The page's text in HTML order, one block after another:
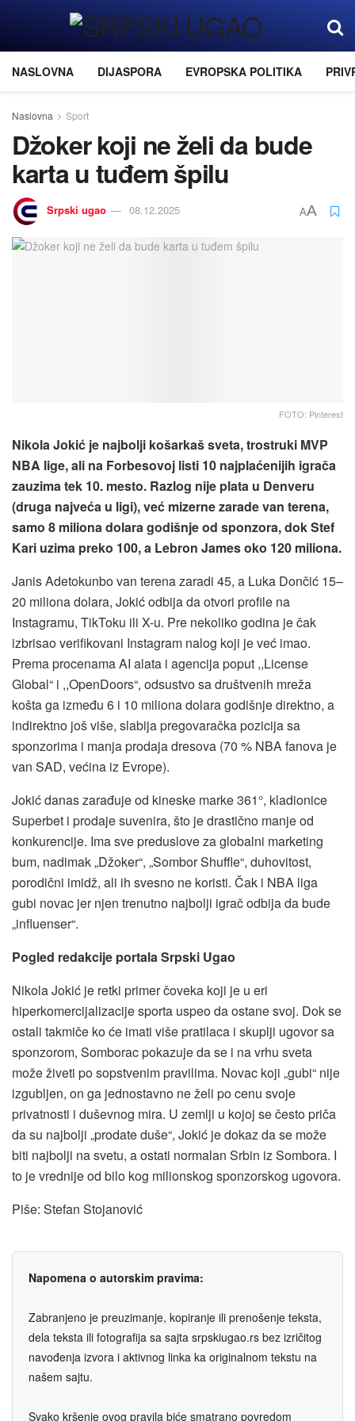
NASLOVNA DIJASPORA EVROPSKA POLITIKA
Naslovna Sport
Džoker koji ne želi da bude
karta u tuđem špilu
Srpski ugao 08.12.2025 AA
FOTO: Pinterest
Nikola Jokić je najbolji košarkaš sveta, trostruki MVP
NBA lige, ali na Forbesovoj listi 10 najplaćenijih igrača
zauzima tek 10. mesto. Razlog nije plata u Denveru
(druga najveća u ligi), već mizerne zarade van terena,
samo 8 miliona dolara godišnje od sponzora, dok Stef
Kari uzima preko 100, a Lebron James oko 120 miliona.
Janis Adetokunbo van terena zaradi 45, a Luka Dončić 15–
20 miliona dolara, Jokić odbija da otvori profile na
Instagramu, TikToku ili X-u. Pre nekoliko godina je čak
izbrisao verifikovani Instagram nalog koji je već imao.
Prema procenama AI alata i agencija poput ,,License
Global“ i ,,OpenDoors“, odsustvo sa društvenih mreža
košta ga između 6 i 10 miliona dolara godišnje direktno, a
indirektno još više, slabija pregovaračka pozicija sa
sponzorima i manja prodaja dresova (70 % NBA fanova je
van SAD, većina iz Evrope).
Jokić danas zarađuje od kineske marke 361°, kladionice
Superbet i prodaje suvenira, što je drastično manje od
konkurencije. Ima sve preduslove za globalni marketing
bum, nadimak „Džoker“, „Sombor Shuffle“, duhovitost,
porodični imidž, ali ih svesno ne koristi. Čak i NBA liga
gubi novac jer njen trenutno najbolji igrač odbija da bude
„influenser“.
Pogled redakcije portala Srpski Ugao
Nikola Jokić je retki primer čoveka koji je u eri
hiperkomercijalizacije sporta uspeo da ostane svoj. Dok se
ostali takmiče ko će imati više pratilaca i skuplji ugovor sa
sponzorom, Somborac pokazuje da se i na vrhu sveta
može živeti po sopstvenim pravilima. Novac koji „gubi“ nije
izgubljen, on ga jednostavno ne želi po cenu svoje
privatnosti i duševnog mira. U zemlji u kojoj se često priča
da su najbolji „prodate duše“, Jokić je dokaz da se može
biti najbolji na svetu, a ostati normalan Srbin iz Sombora. I
to je vrednije od bilo kog milionskog sponzorskog ugovora.
Piše: Stefan Stojanović
Napomena o autorskim pravima:
Zabranjeno je preuzimanje, kopiranje ili prenošenje teksta,
dela teksta ili fotografija sa sajta srpskiugao.rs bez izričitog
navođenja izvora i aktivnog linka ka originalnom tekstu na
našem sajtu.
Svako kršenje ovog pravila biće smatrano povredom